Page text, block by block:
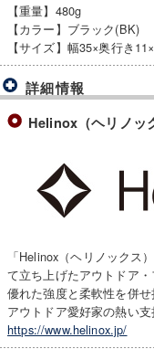
【重量】480g
【カラー】ブラック(BK)
【サイズ】幅35×奥行き
詳細情報
Helinox（ヘリノッ
「Helinox（ヘリノックス
て立ち上げたアウトドア・
優れた強度と柔軟性を併
アウトドア愛好家の熱い支
https://www.helinox.jp/